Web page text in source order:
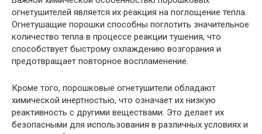
огнетушителей является их реакция на поглощение тепла.
Огнетушащие порошки способны поглотить значительное
количество тепла в процессе реакции тушения, что
способствует быстрому охлаждению возгорания и
предотвращает повторное воспламенение.
Кроме того, порошковые огнетушители обладают
химической инертностью, что означает их низкую
реактивность с другими веществами. Это делает их
безопасными для использования в различных условиях и